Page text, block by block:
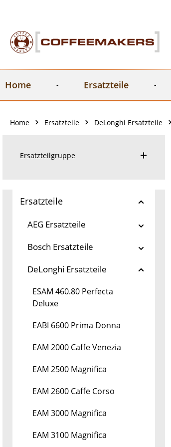
Home Ersatzteile
Home Ersatzteile DeLonghi Ersatzteile
Ersatzteilgruppe
Ersatzteile
AEG Ersatzteile
Bosch Ersatzteile
DeLonghi Ersatzteile
ESAM 460.80 Perfecta
Deluxe
EABI 6600 Prima Donna
EAM 2000 Caffe Venezia
EAM 2500 Magnifica
EAM 2600 Caffe Corso
EAM 3000 Magnifica
EAM 3100 Magnifica